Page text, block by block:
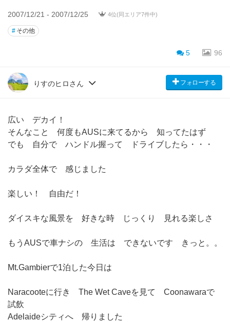
2007/12/21 - 2007/12/25 4位(同エリア7件中)
# その他
5 96
りすのヒロさん フォローする
広い デカイ！
そんなこと 何度もAUSに来てるから 知ってたはず
でも 自分で ハンドル握って ドライブしたら・・・
カラダ全体で 感じました
楽しい！ 自由だ！
ダイスキな風景を 好きな時 じっくり 見れる楽しさ
もうAUSで車ナシの 生活は できないです きっと。。
Mt.Gambierで1泊した今日は
Naracooteに行き The Wet Caveを見て Coonawaraで
試飲
Adelaideシティへ 帰りました